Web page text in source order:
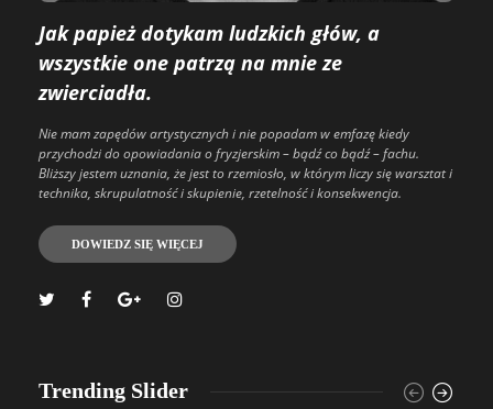
Jak papież dotykam ludzkich głów, a
wszystkie one patrzą na mnie ze
zwierciadła.
Nie mam zapędów artystycznych i nie popadam w emfazę kiedy
przychodzi do opowiadania o fryzjerskim – bądź co bądź – fachu.
Bliższy jestem uznania, że jest to rzemiosło, w którym liczy się warsztat i
technika, skrupulatność i skupienie, rzetelność i konsekwencja.
DOWIEDZ SIĘ WIĘCEJ
Trending Slider